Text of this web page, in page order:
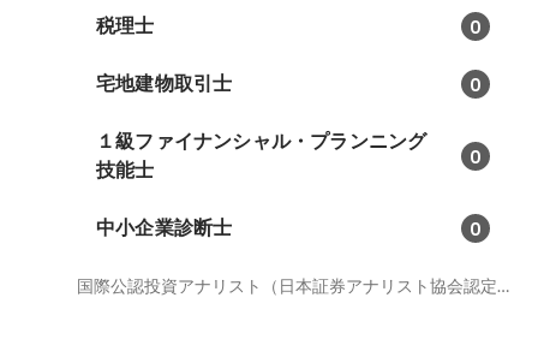
税理士 0
宅地建物取引士 0
１級ファイナンシャル・プランニング
技能士
0
中小企業診断士 0
国際公認投資アナリスト（日本証券アナリスト協会認定）